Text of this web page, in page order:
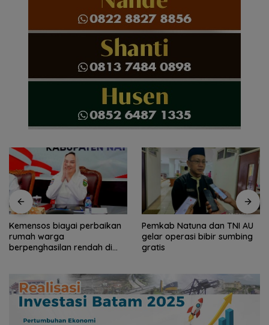
Kemensos biayai perbaikan
rumah warga
berpenghasilan rendah di
Pemkab Natuna dan TNI AU
gelar operasi bibir sumbing
gratis